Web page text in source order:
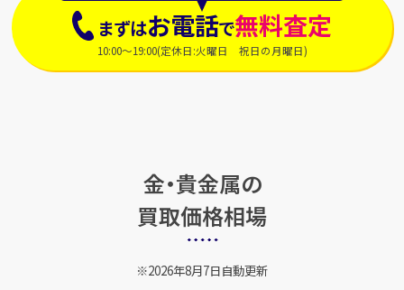
まずはお電話で無料査定
10:00～19:00(定休日:火曜日 祝日の月曜日)
金・貴金属の
買取価格相場
2026年8月7日自動更新